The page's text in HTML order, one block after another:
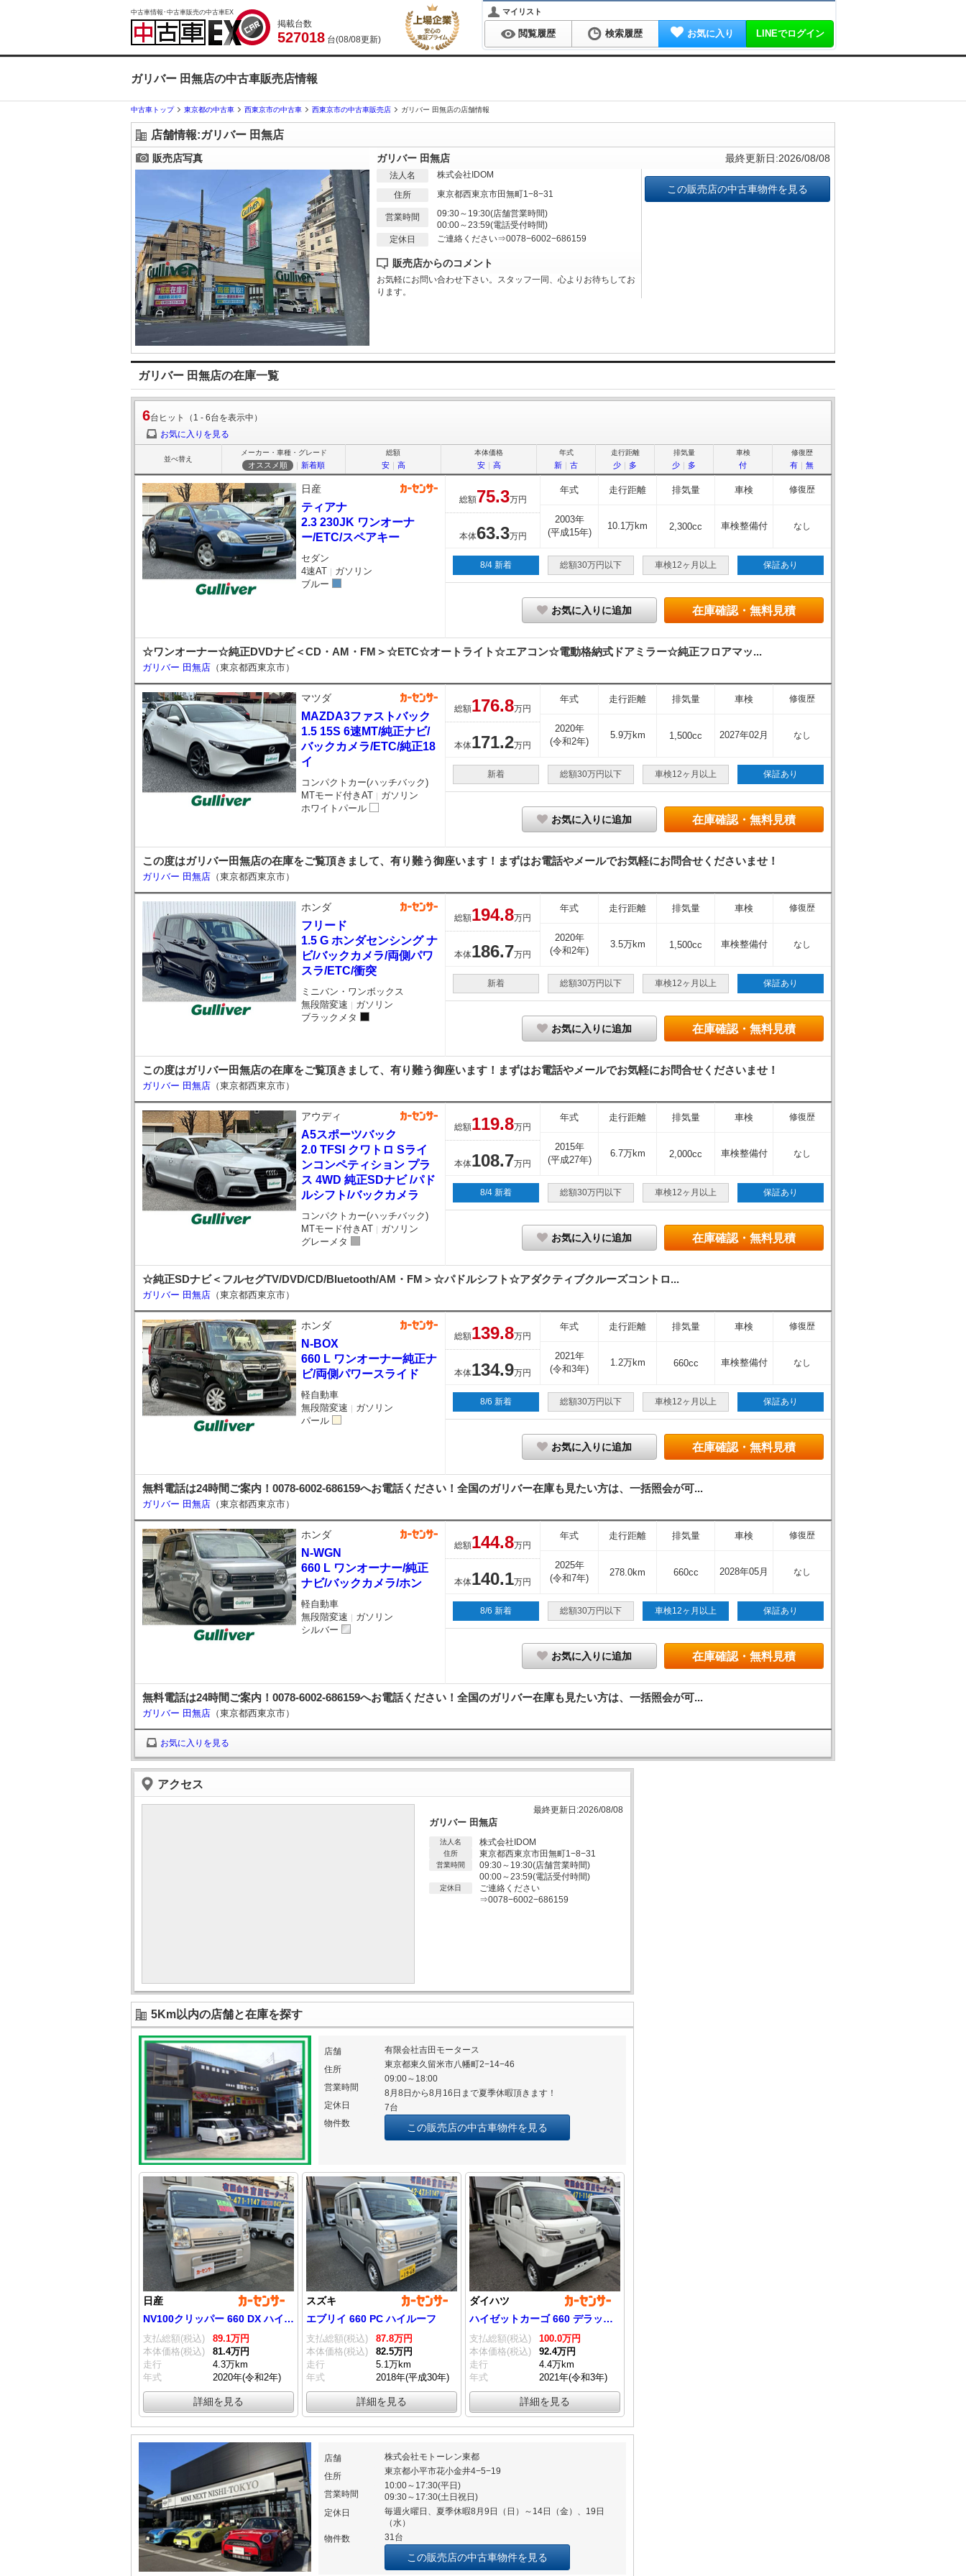
中古車情報･中古車販売の中古車EX
掲載台数
527018 台(08/08更新)
マイリスト
閲覧履歴 検索履歴 お気に入り LINEでログイン
ガリバー 田無店の中古車販売店情報
中古車トップ 東京都の中古車 西東京市の中古車 西東京市の中古車販売店 ガリバー 田無店の店舗情報
店舗情報:ガリバー 田無店
販売店写真 ガリバー 田無店
法人名
株式会社IDOM
住所
東京都西東京市田無町1−8−31
営業時間
09:30～19:30(店舗営業時間)
00:00～23:59(電話受付時間)
定休日
ご連絡ください⇒0078−6002−686159
販売店からのコメント
お気軽にお問い合わせ下さい。スタッフ一同、心よりお待ちしてお
ります。
最終更新日:2026/08/08
この販売店の中古車物件を見る
ガリバー 田無店の在庫一覧
6台ヒット（1 - 6台を表示中）
お気に入りを見る
並べ替え
メーカー・車種・グレード
オススメ順 ｜ 新着順
総額
安｜ 高
本体価格
安｜ 高
年式
新 ｜ 古
走行距離
少 ｜ 多
排気量
少 ｜ 多
車検
付
修復歴
有 ｜ 無
日産
ティアナ
2.3 230JK ワンオーナ
ー/ETC/スペアキー
セダン
4速AT ｜ ガソリン
ブルー
総額75.3万円
本体63.3万円
年式 走行距離 排気量 車検 修復歴
2003年
(平成15年)
10.1万km 2,300cc 車検整備付 なし
8/4 新着 総額30万円以下 車検12ヶ月以上 保証あり
在庫確認・無料見積
お気に入りに追加
☆ワンオーナー☆純正DVDナビ＜CD・AM・FM＞☆ETC☆オートライト☆エアコン☆電動格納式ドアミラー☆純正フロアマッ...
ガリバー 田無店 （東京都西東京市）
マツダ
MAZDA3ファストバック
1.5 15S 6速MT/純正ナビ/
バックカメラ/ETC/純正18
イ
コンパクトカー(ハッチバック)
MTモード付きAT ｜ ガソリン
ホワイトパール
総額176.8万円
本体171.2万円
年式 走行距離 排気量 車検 修復歴
2020年
(令和2年)
5.9万km 1,500cc 2027年02月 なし
新着 総額30万円以下 車検12ヶ月以上 保証あり
在庫確認・無料見積
お気に入りに追加
この度はガリバー田無店の在庫をご覧頂きまして、有り難う御座います！まずはお電話やメールでお気軽にお問合せくださいませ！
ガリバー 田無店 （東京都西東京市）
ホンダ
フリード
1.5 G ホンダセンシング ナ
ビ/バックカメラ/両側パワ
スラ/ETC/衝突
ミニバン・ワンボックス
無段階変速 ｜ ガソリン
ブラックメタ
総額194.8万円
本体186.7万円
年式 走行距離 排気量 車検 修復歴
2020年
(令和2年)
3.5万km 1,500cc 車検整備付 なし
新着 総額30万円以下 車検12ヶ月以上 保証あり
在庫確認・無料見積
お気に入りに追加
この度はガリバー田無店の在庫をご覧頂きまして、有り難う御座います！まずはお電話やメールでお気軽にお問合せくださいませ！
ガリバー 田無店 （東京都西東京市）
アウディ
A5スポーツバック
2.0 TFSI クワトロ Sライ
ンコンペティション プラ
ス 4WD 純正SDナビ /パド
ルシフト/バックカメラ
コンパクトカー(ハッチバック)
MTモード付きAT ｜ ガソリン
グレーメタ
総額119.8万円
本体108.7万円
年式 走行距離 排気量 車検 修復歴
2015年
(平成27年)
6.7万km 2,000cc 車検整備付 なし
8/4 新着 総額30万円以下 車検12ヶ月以上 保証あり
在庫確認・無料見積
お気に入りに追加
☆純正SDナビ＜フルセグTV/DVD/CD/Bluetooth/AM・FM＞☆パドルシフト☆アダクティブクルーズコントロ...
ガリバー 田無店 （東京都西東京市）
ホンダ
N-BOX
660 L ワンオーナー純正ナ
ビ/両側パワースライド
軽自動車
無段階変速 ｜ ガソリン
パール
総額139.8万円
本体134.9万円
年式 走行距離 排気量 車検 修復歴
2021年
(令和3年)
1.2万km 660cc 車検整備付 なし
8/6 新着 総額30万円以下 車検12ヶ月以上 保証あり
在庫確認・無料見積
お気に入りに追加
無料電話は24時間ご案内！0078-6002-686159へお電話ください！全国のガリバー在庫も見たい方は、一括照会が可...
ガリバー 田無店 （東京都西東京市）
ホンダ
N-WGN
660 L ワンオーナー/純正
ナビ/バックカメラ/ホン
軽自動車
無段階変速 ｜ ガソリン
シルバー
総額144.8万円
本体140.1万円
年式 走行距離 排気量 車検 修復歴
2025年
(令和7年)
278.0km 660cc 2028年05月 なし
8/6 新着 総額30万円以下 車検12ヶ月以上 保証あり
在庫確認・無料見積
お気に入りに追加
無料電話は24時間ご案内！0078-6002-686159へお電話ください！全国のガリバー在庫も見たい方は、一括照会が可...
ガリバー 田無店 （東京都西東京市）
お気に入りを見る
アクセス
最終更新日:2026/08/08
ガリバー 田無店
法人名 株式会社IDOM
住所 東京都西東京市田無町1−8−31
営業時間
09:30～19:30(店舗営業時間)
00:00～23:59(電話受付時間)
定休日
ご連絡ください
⇒0078−6002−686159
5Km以内の店舗と在庫を探す
店舗
有限会社吉田モータース
住所
東京都東久留米市八幡町2−14−46
営業時間
09:00～18:00
定休日
8月8日から8月16日まで夏季休暇頂きます！
物件数
7台
この販売店の中古車物件を見る
日産
NV100クリッパー 660 DX ハイルーフ 5AGS車
支払総額(税込) 89.1万円
本体価格(税込)
81.4万円
走行
4.3万km
年式
2020年(令和2年)
詳細を見る
スズキ
エブリイ 660 PC ハイルーフ
支払総額(税込) 87.8万円
本体価格(税込)
82.5万円
走行
5.1万km
年式
2018年(平成30年)
詳細を見る
ダイハツ
ハイゼットカーゴ 660 デラックス SAIII ハイルーフ
支払総額(税込) 100.0万円
本体価格(税込)
92.4万円
走行
4.4万km
年式
2021年(令和3年)
詳細を見る
店舗
株式会社モトーレン東都
住所
東京都小平市花小金井4−5−19
営業時間
10:00～17:30(平日)
09:30～17:30(土日祝日)
定休日
毎週火曜日、夏季休暇8月9日（日）～14日（金）、19日
（水）
物件数
31台
この販売店の中古車物件を見る